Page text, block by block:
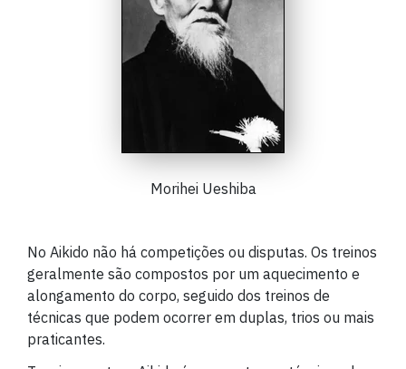
Morihei Ueshiba
No Aikido não há competições ou disputas. Os treinos
geralmente são compostos por um aquecimento e
alongamento do corpo, seguido dos treinos de
técnicas que podem ocorrer em duplas, trios ou mais
praticantes.